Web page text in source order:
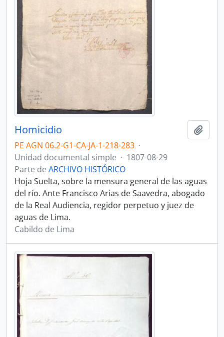
Homicidio
PE AGN 06.2-G1-CA-JA-1-218-283 ·
Unidad documental simple · 1807-08-29
Parte de ARCHIVO HISTÓRICO
Hoja Suelta, sobre la mensura general de las aguas
del río. Ante Francisco Arias de Saavedra, abogado
de la Real Audiencia, regidor perpetuo y juez de
aguas de Lima.
Cabildo de Lima